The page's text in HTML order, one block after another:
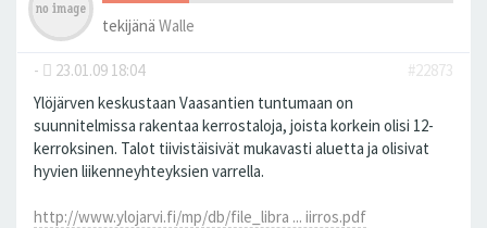
tekijänä Walle
- 23.01.09 18:04
#22873
Ylöjärven keskustaan Vaasantien tuntumaan on
suunnitelmissa rakentaa kerrostaloja, joista korkein olisi 12-
kerroksinen. Talot tiivistäisivät mukavasti aluetta ja olisivat
hyvien liikenneyhteyksien varrella.
http://www.ylojarvi.fi/mp/db/file_libra ... iirros.pdf